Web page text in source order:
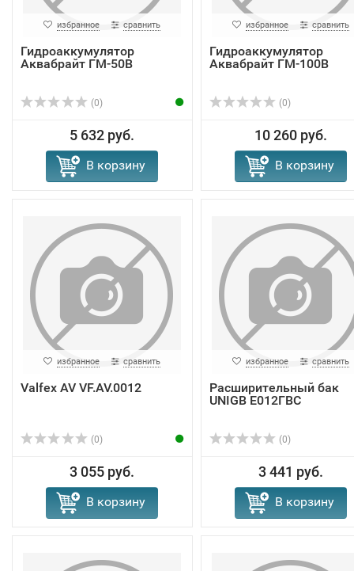
избранное сравнить
Гидроаккумулятор
Аквабрайт ГМ-50В
(0)
5 632 руб.
В корзину
избранное сравнить
Гидроаккумулятор
Аквабрайт ГМ-100В
(0)
10 260 руб.
В корзину
избранное сравнить
Valfex AV VF.AV.0012
(0)
3 055 руб.
В корзину
избранное сравнить
Расширительный бак
UNIGB Е012ГВС
(0)
3 441 руб.
В корзину